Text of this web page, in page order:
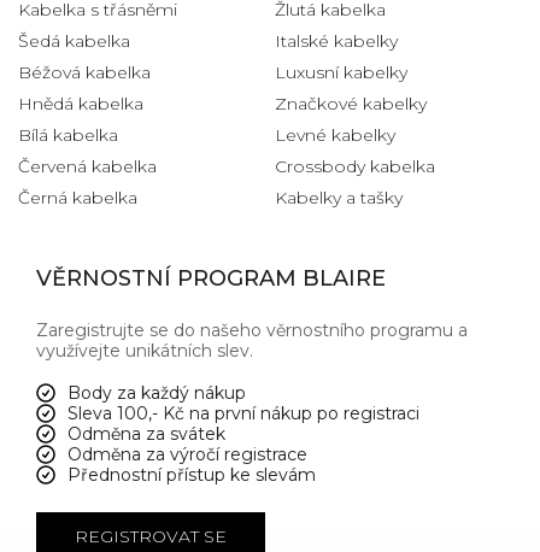
Kabelka s třásněmi
Šedá kabelka
Béžová kabelka
Hnědá kabelka
Bílá kabelka
Červená kabelka
Černá kabelka
Žlutá kabelka
Italské kabelky
Luxusní kabelky
Značkové kabelky
Levné kabelky
Crossbody kabelka
Kabelky a tašky
VĚRNOSTNÍ PROGRAM BLAIRE
Zaregistrujte se do našeho věrnostního programu a
využívejte unikátních slev.
Body za každý nákup
Sleva 100,- Kč na první nákup po registraci
Odměna za svátek
Odměna za výročí registrace
Přednostní přístup ke slevám
REGISTROVAT SE